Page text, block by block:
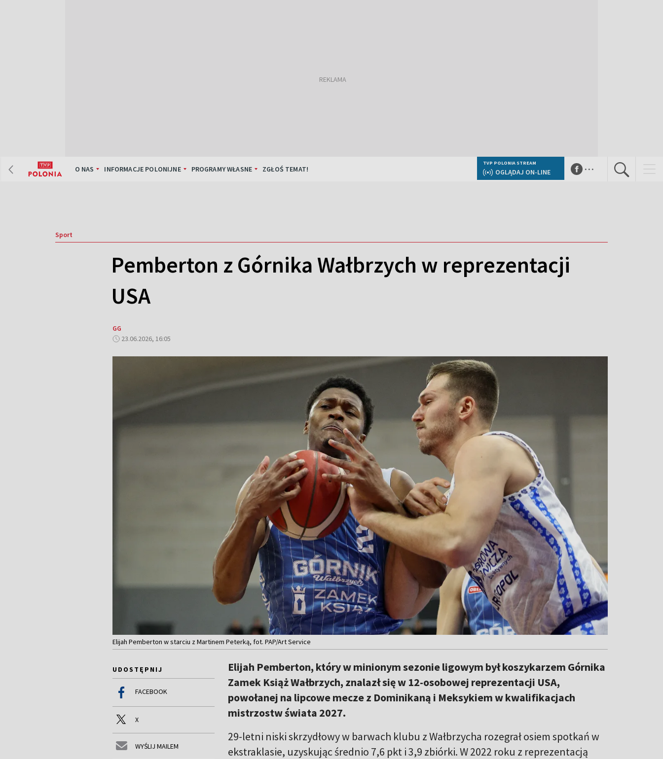
O NAS INFORMACJE POLONIJNE PROGRAMY WŁASNE ZGŁOŚ TEMAT!
TVP POLONIA STREAM
OGLĄDAJ ON-LINE ...
Sport
Pemberton z Górnika Wałbrzych w reprezentacji
USA
GG
23.06.2026, 16:05
Elijah Pemberton w starciu z Martinem Peterką, fot. PAP/Art Service
UDOSTĘPNIJ
FACEBOOK
X
WYŚLIJ MAILEM
Elijah Pemberton, który w minionym sezonie ligowym był koszykarzem Górnika
Zamek Książ Wałbrzych, znalazł się w 12-osobowej reprezentacji USA,
powołanej na lipcowe mecze z Dominikaną i Meksykiem w kwalifikacjach
mistrzostw świata 2027.
29-letni niski skrzydłowy w barwach klubu z Wałbrzycha rozegrał osiem spotkań w
ekstraklasie, uzyskując średnio 7,6 pkt i 3,9 zbiórki. W 2022 roku z reprezentacją